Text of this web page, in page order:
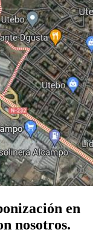
en
nosotros.